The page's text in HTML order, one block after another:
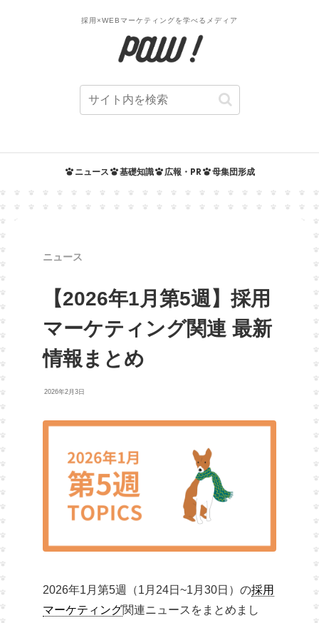
採用×WEBマーケティングを学べるメディア
ニュース 基礎知識 広報・PR 母集団形成
ニュース
【2026年1月第5週】採用
マーケティング関連 最新
情報まとめ
2026年2月3日
2026年1月第5週（1月24日~1月30日）の採用
マーケティング関連ニュースをまとめまし